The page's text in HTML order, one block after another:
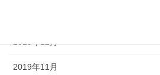
2019年12月
2019年11月